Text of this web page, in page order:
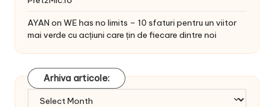
AYAN on WE has no limits – 10 sfaturi pentru un viitor
mai verde cu acțiuni care țin de fiecare dintre noi
Arhiva articole: